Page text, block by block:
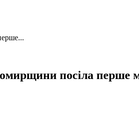
посіла перше